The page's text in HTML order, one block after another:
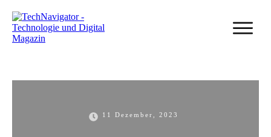
11 Dezember, 2023